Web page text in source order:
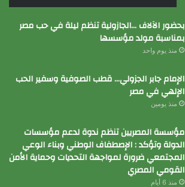
بحضور الآلاف …الجازولية تنظم ليلة في حب مصر
بمناسبة مولد مؤسسها
منذ يوم واحد
الإمام جابر الجزولي… قطب الصوفية وسفير الحب
الإلهي في مصر
منذ يومين
مؤسسة المصريين تنظم ندوة لدعم مؤسسات
الدولة وتؤكد : الإصطفاف الوطني وبناء الوعي
المجتمعي ضرورة لمواجهة التحديات وحماية الأمن
القومي المصري
منذ 6 أيام